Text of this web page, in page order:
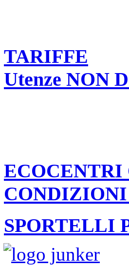
TARIFFE
Utenze NON
ECOCENTRI
SPORTELLI